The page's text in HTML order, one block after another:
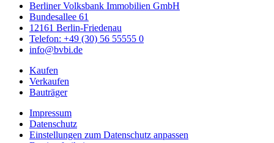
Berliner Volksbank Immobilien GmbH
Bundesallee 61
12161 Berlin-Friedenau
Telefon: +49 (30) 56 55555 0
info@bvbi.de
Kaufen
Verkaufen
Bauträger
Impressum
Datenschutz
Einstellungen zum Datenschutz anpassen